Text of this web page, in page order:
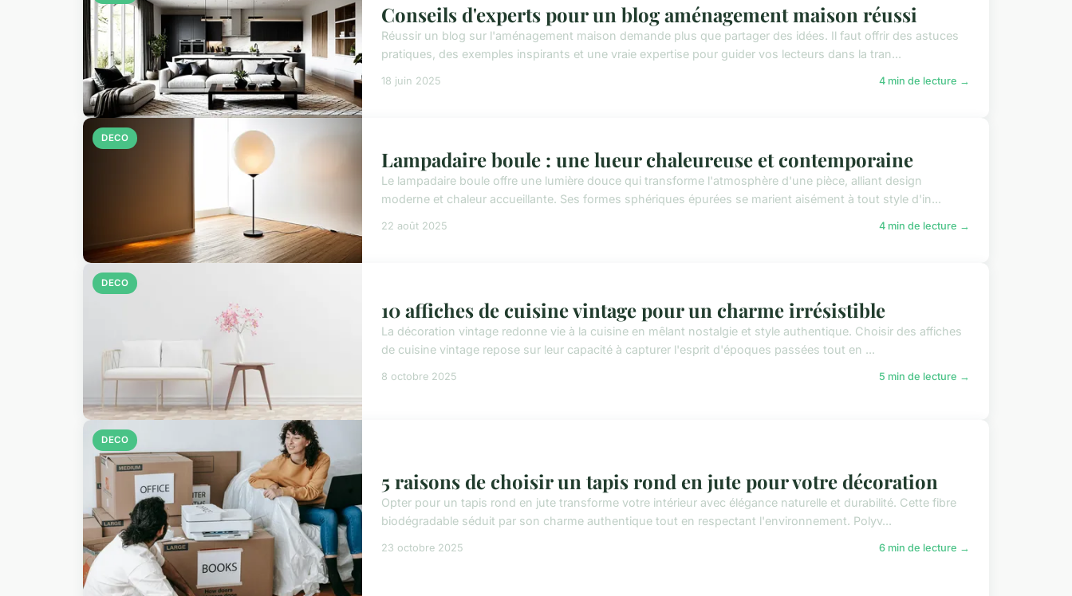
Conseils d'experts pour un blog aménagement maison réussi
Réussir un blog sur l'aménagement maison demande plus que partager des idées. Il faut offrir des astuces
pratiques, des exemples inspirants et une vraie expertise pour guider vos lecteurs dans la tran...
18 juin 2025 4 min de lecture →
DECO
Lampadaire boule : une lueur chaleureuse et contemporaine
Le lampadaire boule offre une lumière douce qui transforme l'atmosphère d'une pièce, alliant design
moderne et chaleur accueillante. Ses formes sphériques épurées se marient aisément à tout style d'in...
22 août 2025 4 min de lecture →
DECO
10 affiches de cuisine vintage pour un charme irrésistible
La décoration vintage redonne vie à la cuisine en mêlant nostalgie et style authentique. Choisir des affiches
de cuisine vintage repose sur leur capacité à capturer l'esprit d'époques passées tout en ...
8 octobre 2025 5 min de lecture →
DECO
5 raisons de choisir un tapis rond en jute pour votre décoration
Opter pour un tapis rond en jute transforme votre intérieur avec élégance naturelle et durabilité. Cette fibre
biodégradable séduit par son charme authentique tout en respectant l'environnement. Polyv...
23 octobre 2025 6 min de lecture →